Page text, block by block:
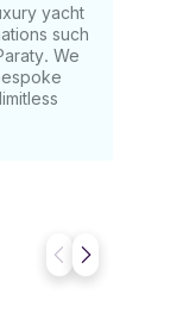
yacht
such
We